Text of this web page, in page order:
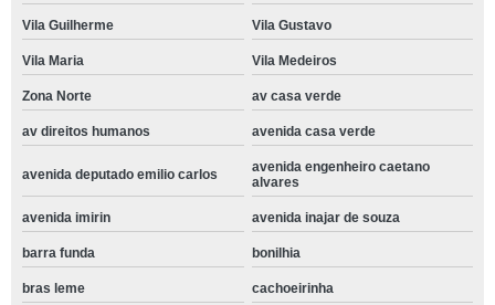
Vila Guilherme Vila Gustavo
Vila Maria Vila Medeiros
Zona Norte av casa verde
av direitos humanos avenida casa verde
avenida deputado emilio carlos
avenida engenheiro caetano
alvares
avenida imirin avenida inajar de souza
barra funda bonilhia
bras leme cachoeirinha